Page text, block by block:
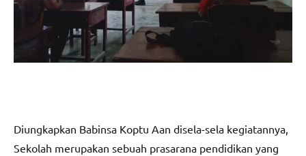
Diungkapkan Babinsa Koptu Aan disela-sela kegiatannya,
Sekolah merupakan sebuah prasarana pendidikan yang